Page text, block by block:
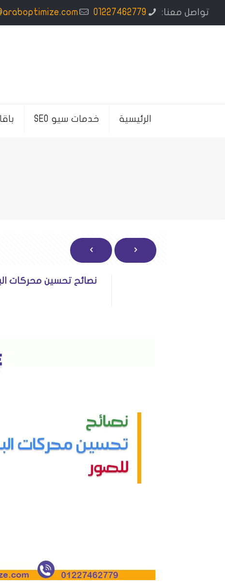
تواصل معنا: 01227462779
الرئيسية خدمات سيو SEO
نصائح تحسين محركات